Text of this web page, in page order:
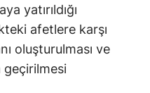
yatırıldığı
afetlere karşı
oluşturulması ve
geçirilmesi